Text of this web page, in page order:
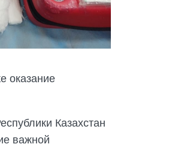
оказание
Казахстан
важной